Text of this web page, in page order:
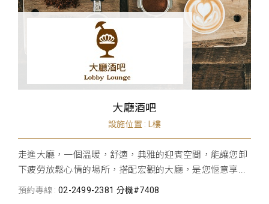
大廳酒吧
設施位置 : L樓
走進大廳，一個溫暖，舒適，典雅的迎賓空間，能讓您卸
下疲勞放鬆心情的場所，搭配宏觀的大廳，是您愜意享...
預約專線 : 02-2499-2381 分機#7408